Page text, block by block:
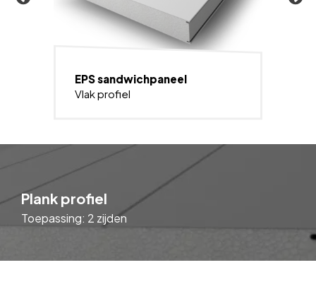
EPS sandwichpaneel
Vlak profiel
Plank profiel
Toepassing: 2 zijden